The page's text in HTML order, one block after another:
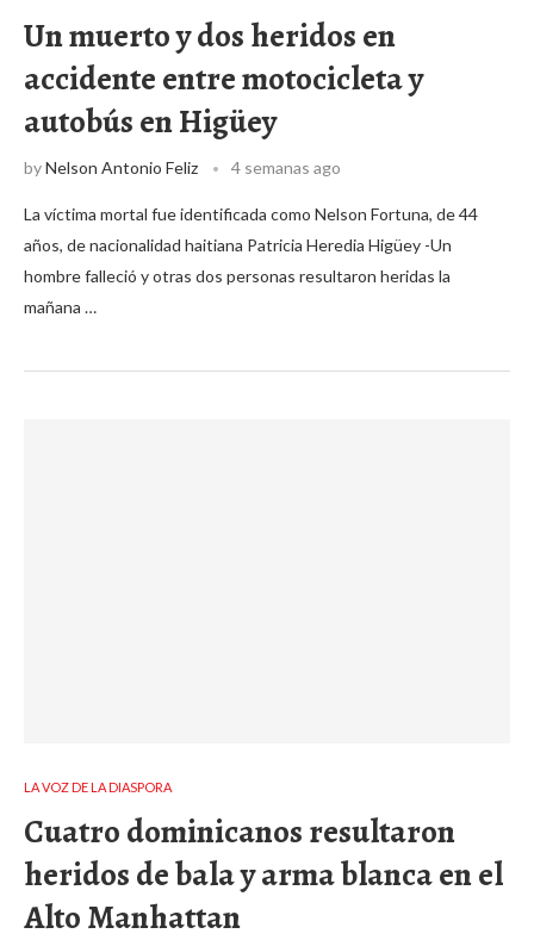
Un muerto y dos heridos en
accidente entre motocicleta y
autobús en Higüey
byNelson Antonio Feliz 4 semanas ago
La víctima mortal fue identificada como Nelson Fortuna, de 44
años, de nacionalidad haitiana Patricia Heredia Higüey -Un
hombre falleció y otras dos personas resultaron heridas la
mañana …
LA VOZ DE LA DIASPORA
Cuatro dominicanos resultaron
heridos de bala y arma blanca en el
Alto Manhattan